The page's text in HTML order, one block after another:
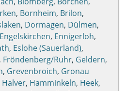
, Bornheim, Brilon,
, Dormagen, Dülmen,
Engelskirchen, Ennigerloh,
, Eslohe (Sauerland),
, Fröndenberg/Ruhr, Geldern,
, Grevenbroich, Gronau
Halver, Hamminkeln, Heek,